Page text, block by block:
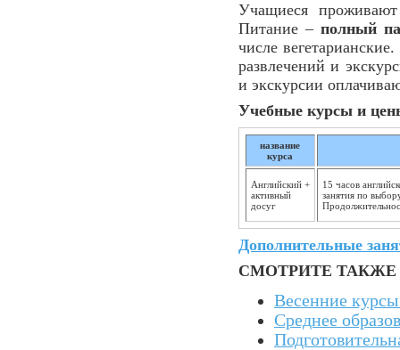
Учащиеся
Питание –полный
числе
развлечений и
и экскурсии
Учебные курсы и
название
курса
Английский +
активный
досуг
15 часов
занятия по
Дополнительные
СМОТРИТЕ ТАКЖЕ
Весенние
Среднее